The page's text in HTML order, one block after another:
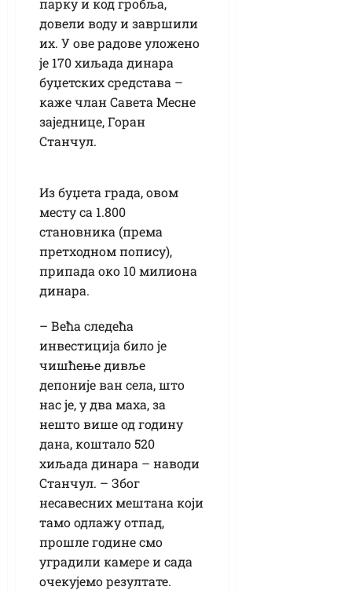
парку и код гробља,
довели воду и завршили
их. У ове радове уложено
је 170 хиљада динара
буџетских средстава –
каже члан Савета Месне
заједнице, Горан
Станчул.
Из буџета града, овом
месту са 1.800
становника (према
претходном попису),
припада око 10 милиона
динара.
– Већа следећа
инвестиција било је
чишћење дивље
депоније ван села, што
нас је, у два маха, за
нешто више од годину
дана, коштало 520
хиљада динара – наводи
Станчул. – Због
несавесних мештана који
тамо одлажу отпад,
прошле године смо
уградили камере и сада
очекујемо резултате.